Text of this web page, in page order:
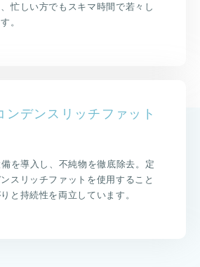
忙しい方でもスキマ時間で若々し
。
ンデンスリッチファット
を導入し、不純物を徹底除去。定
スリッチファットを使用すること
と持続性を両立しています。